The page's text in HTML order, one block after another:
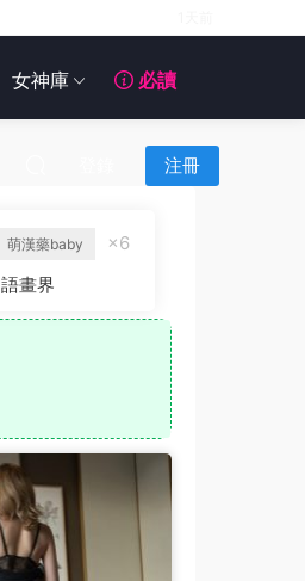
女神庫 必讀
注冊
2天前
2天前
萌漢藥baby
×6
語畫界